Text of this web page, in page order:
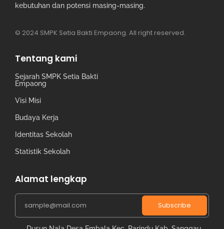
kebutuhan dan potensi masing-masing.
© 2024 SMPK Setia Bakti Empaong. All right reserved.
Tentang kami
Sejarah SMPK Setia Bakti
Empaong
Visi Misi
Budaya Kerja
Identitas Sekolah
Statistik Sekolah
Alamat lengkap
Subscribe